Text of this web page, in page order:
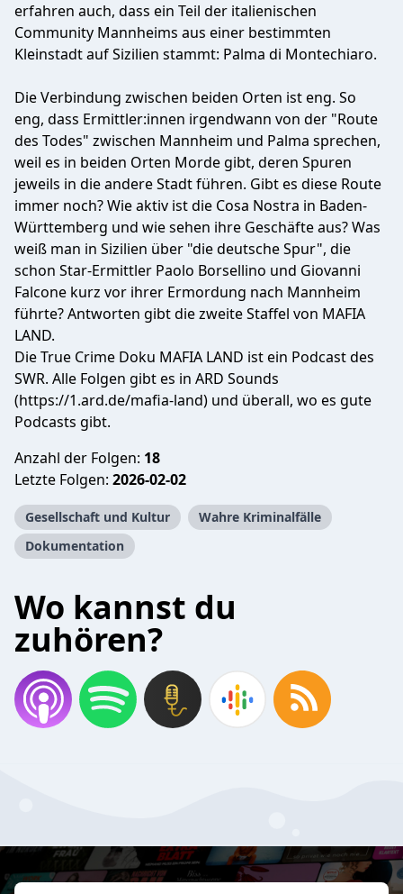
erfahren auch, dass ein Teil der italienischen
Community Mannheims aus einer bestimmten
Kleinstadt auf Sizilien stammt: Palma di Montechiaro.
Die Verbindung zwischen beiden Orten ist eng. So
eng, dass Ermittler:innen irgendwann von der "Route
des Todes" zwischen Mannheim und Palma sprechen,
weil es in beiden Orten Morde gibt, deren Spuren
jeweils in die andere Stadt führen. Gibt es diese Route
immer noch? Wie aktiv ist die Cosa Nostra in Baden-
Württemberg und wie sehen ihre Geschäfte aus? Was
weiß man in Sizilien über "die deutsche Spur", die
schon Star-Ermittler Paolo Borsellino und Giovanni
Falcone kurz vor ihrer Ermordung nach Mannheim
führte? Antworten gibt die zweite Staffel von MAFIA
LAND.
Die True Crime Doku MAFIA LAND ist ein Podcast des
SWR. Alle Folgen gibt es in ARD Sounds
(https://1.ard.de/mafia-land) und überall, wo es gute
Podcasts gibt.
Anzahl der Folgen: 18
Letzte Folgen: 2026-02-02
Gesellschaft und Kultur
Wahre Kriminalfälle
Dokumentation
Wo kannst du
zuhören?